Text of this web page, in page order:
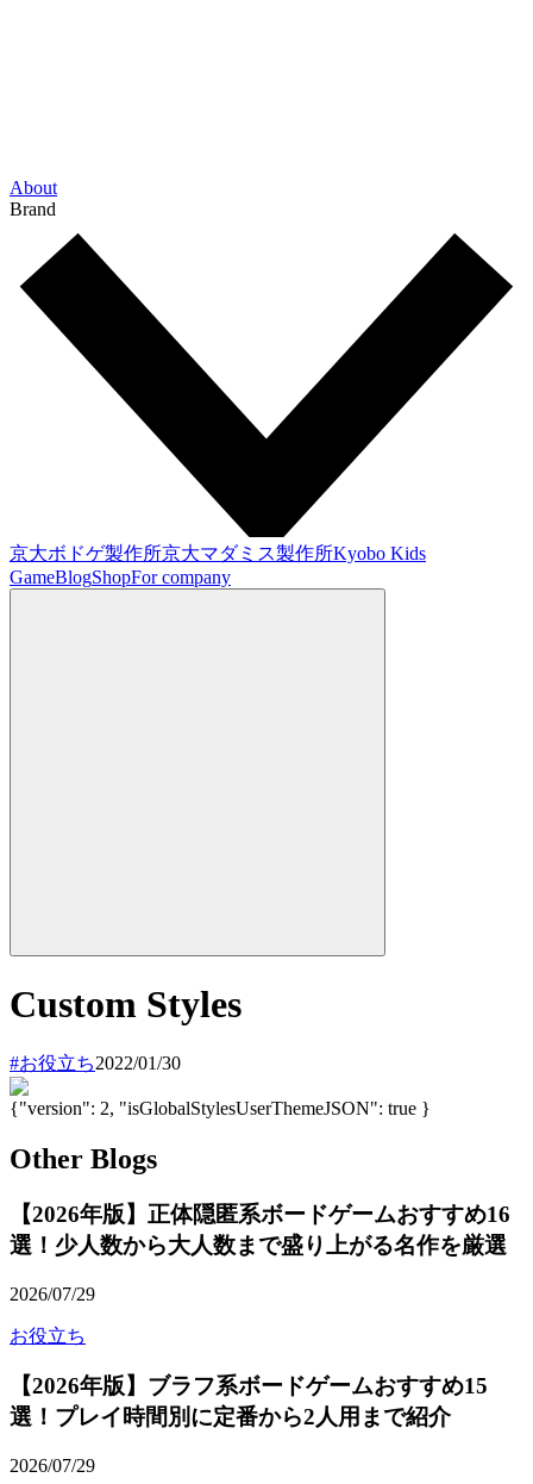
About
Brand
京大ボドゲ製作所京大マダミス製作所Kyobo Kids
GameBlogShopFor company
Custom Styles
#お役立ち2022/01/30
{"version": 2, "isGlobalStylesUserThemeJSON": true }
Other Blogs
【2026年版】正体隠匿系ボードゲームおすすめ16
選！少人数から大人数まで盛り上がる名作を厳選
2026/07/29
お役立ち
【2026年版】ブラフ系ボードゲームおすすめ15
選！プレイ時間別に定番から2人用まで紹介
2026/07/29